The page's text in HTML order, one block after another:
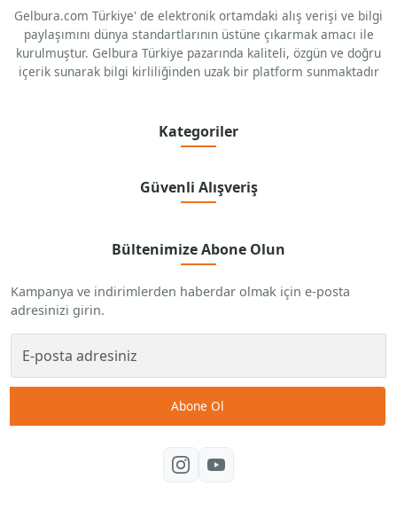
Gelbura.com Türkiye' de elektronik ortamdaki alış verişi ve bilgi
paylaşımını dünya standartlarının üstüne çıkarmak amacı ile
kurulmuştur. Gelbura Türkiye pazarında kaliteli, özgün ve doğru
içerik sunarak bilgi kirliliğinden uzak bir platform sunmaktadır
Kategoriler
Güvenli Alışveriş
Bültenimize Abone Olun
Kampanya ve indirimlerden haberdar olmak için e-posta
adresinizi girin.
Abone Ol